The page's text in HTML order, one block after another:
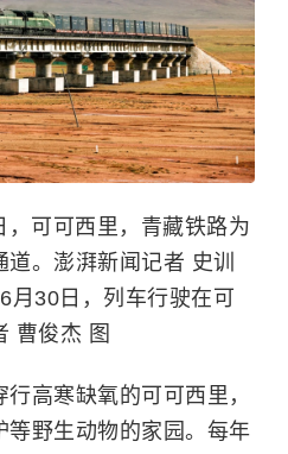
可可西里，青藏铁路为
。澎湃新闻记者 史训
30日，列车行驶在可
曹俊杰 图
高寒缺氧的可可西里，
等野生动物的家园。每年